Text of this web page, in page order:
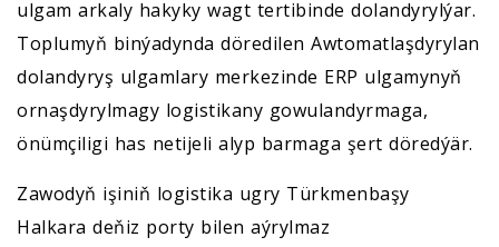
ulgam arkaly hakyky wagt tertibinde dolandyrylýar.
Toplumyň binýadynda döredilen Awtomatlaşdyrylan
dolandyryş ulgamlary merkezinde ERP ulgamynyň
ornaşdyrylmagy logistikany gowulandyrmaga,
önümçiligi has netijeli alyp barmaga şert döredýär.
Zawodyň işiniň logistika ugry Türkmenbaşy
Halkara deňiz porty bilen aýrylmaz